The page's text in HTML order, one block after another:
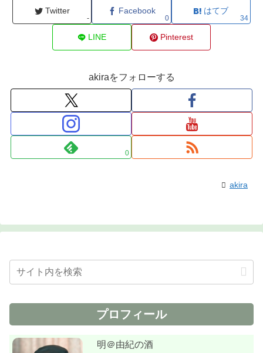
Twitter
-
Facebook
0
はてブ
34
LINE Pinterest
akiraをフォローする
0
akira
プロフィール
明＠由紀の酒